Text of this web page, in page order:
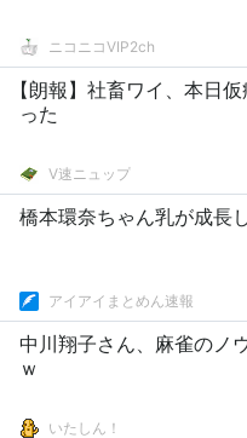
ニコニコVIP2ch
【朗報】社畜ワイ、本日
った
V速ニュップ
橋本環奈ちゃん乳が成長
アイアイまとめん速報
中川翔子さん、麻雀のノ
ｗ
いたしん！